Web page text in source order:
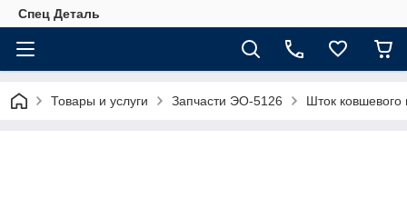
Спец Деталь
Товары и услуги Запчасти ЭО-5126 Шток